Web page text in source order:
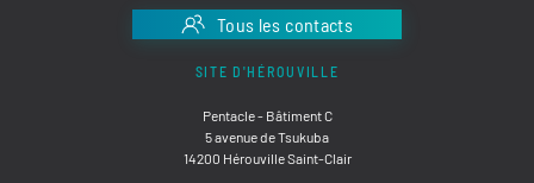
Tous les contacts
SITE D'HÉROUVILLE
Pentacle - Bâtiment C
5 avenue de Tsukuba
14200 Hérouville Saint-Clair